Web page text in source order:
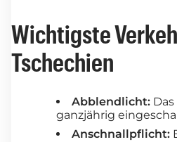
Wichtigste
Tschechien
Abblendlicht:
ganzjährig
Anschnallpflicht: